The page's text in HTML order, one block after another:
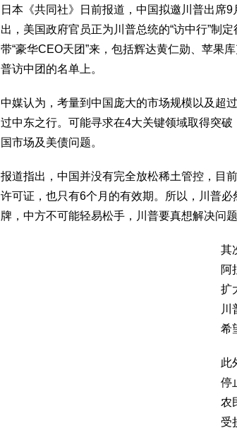
日本《共同社》日前报道，中国拟邀川普出席
出，美国政府官员正为川普总统的“访中行”制
带“豪华CEO天团”来，包括辉达黄仁勋、苹果
普访中团的名单上。
中媒认为，考量到中国庞大的市场规模以及超
过中东之行。可能寻求在4大关键领域取得突
国市场及美债问题。
报道指出，中国并没有完全放松稀土管控，目
许可证，也只有6个月的有效期。所以，川普
牌，中方不可能轻易松手，川普要真想解决问
其
阿
扩
川
希
此
停
农
受